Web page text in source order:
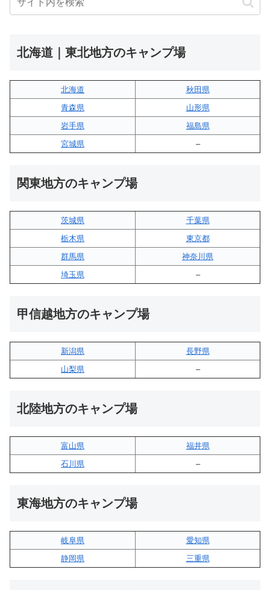
北海道｜東北地方のキャンプ場
北海道
秋田県
青森県
山形県
岩手県
福島県
宮城県
–
関東地方のキャンプ場
茨城県
千葉県
栃木県
東京都
群馬県
神奈川県
埼玉県
–
甲信越地方のキャンプ場
新潟県
長野県
山梨県
–
北陸地方のキャンプ場
富山県
福井県
石川県
–
東海地方のキャンプ場
岐阜県
愛知県
静岡県
三重県